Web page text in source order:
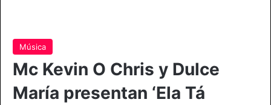
Música
Mc Kevin O Chris y Dulce
María presentan ‘Ela Tá